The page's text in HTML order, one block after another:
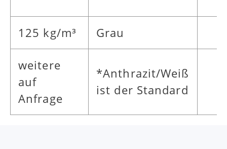
125 kg/m³ Grau
weitere
auf
Anfrage
*Anthrazit/Weiß
ist der Standard